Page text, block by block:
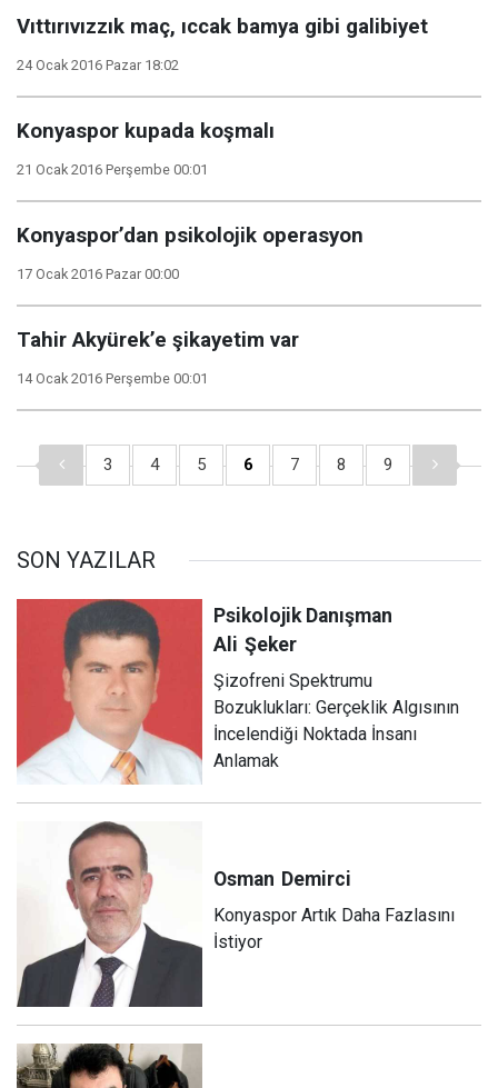
Vıttırıvızzık maç, ıccak bamya gibi galibiyet
24 Ocak 2016 Pazar 18:02
Konyaspor kupada koşmalı
21 Ocak 2016 Perşembe 00:01
Konyaspor’dan psikolojik operasyon
17 Ocak 2016 Pazar 00:00
Tahir Akyürek’e şikayetim var
14 Ocak 2016 Perşembe 00:01
3 4 5 6 7 8 9
SON YAZILAR
Psikolojik Danışman
Ali Şeker
Şizofreni Spektrumu
Bozuklukları: Gerçeklik Algısının
İncelendiği Noktada İnsanı
Anlamak
Osman Demirci
Konyaspor Artık Daha Fazlasını
İstiyor